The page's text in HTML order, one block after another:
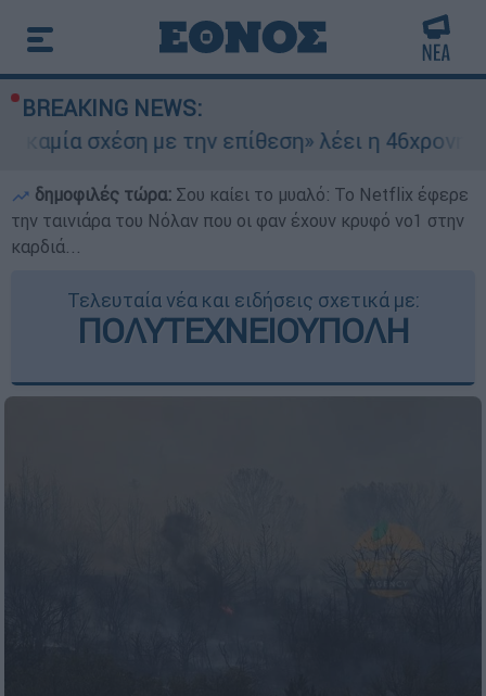
BREAKING NEWS:
με την επίθεση» λέει η 46χρονη - Τι
δημοφιλές τώρα: Σου καίει το μυαλό: Το Netflix έφερε
την ταινιάρα του Νόλαν που οι φαν έχουν κρυφό νο1 στην
καρδιά...
Τελευταία νέα και ειδήσεις σχετικά με:
ΠΟΛΥΤΕΧΝΕΙΟΥΠΟΛΗ